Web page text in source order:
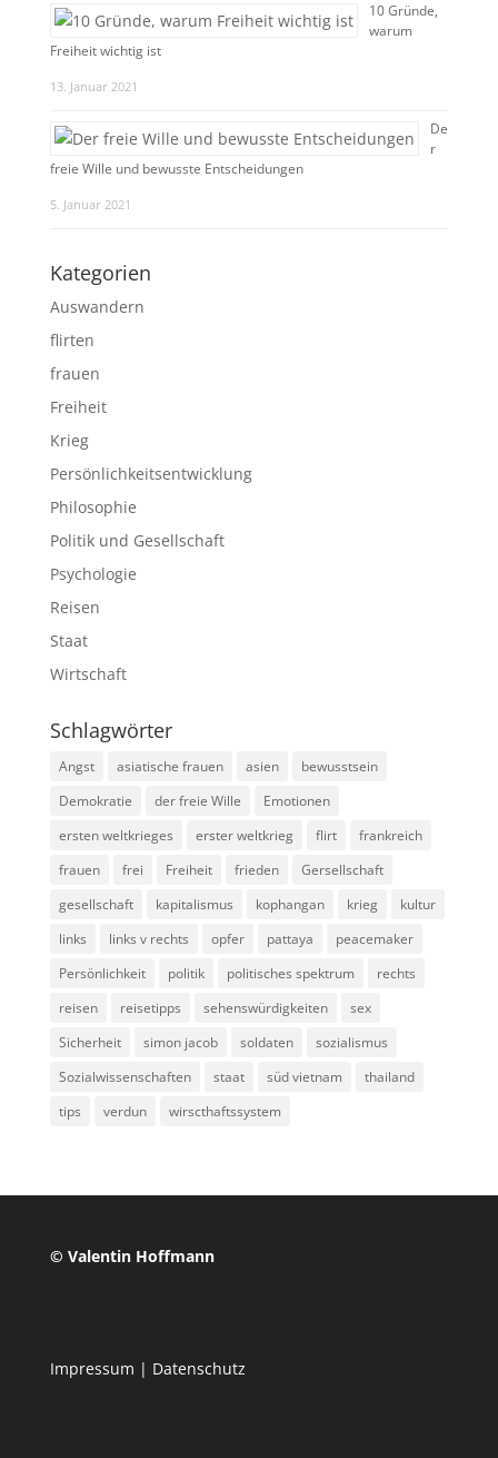
10 Gründe,
warum
Freiheit wichtig ist
13. Januar 2021
De
r
freie Wille und bewusste Entscheidungen
5. Januar 2021
Kategorien
Auswandern
flirten
frauen
Freiheit
Krieg
Persönlichkeitsentwicklung
Philosophie
Politik und Gesellschaft
Psychologie
Reisen
Staat
Wirtschaft
Schlagwörter
Angst asiatische frauen asien
bewusstsein
Demokratie
der freie Wille
Emotionen
ersten weltkrieges
erster weltkrieg flirt
frankreich
frauen
frei Freiheit frieden
Gersellschaft
gesellschaft
kapitalismus kophangan krieg
kultur
links
links v rechts opfer pattaya
peacemaker
Persönlichkeit
politik politisches spektrum
rechts
reisen
reisetipps sehenswürdigkeiten
sex
Sicherheit
simon jacob soldaten
sozialismus
Sozialwissenschaften
staat süd vietnam
thailand
tips
verdun wirscthaftssystem
© Valentin Hoffmann
Impressum | Datenschutz